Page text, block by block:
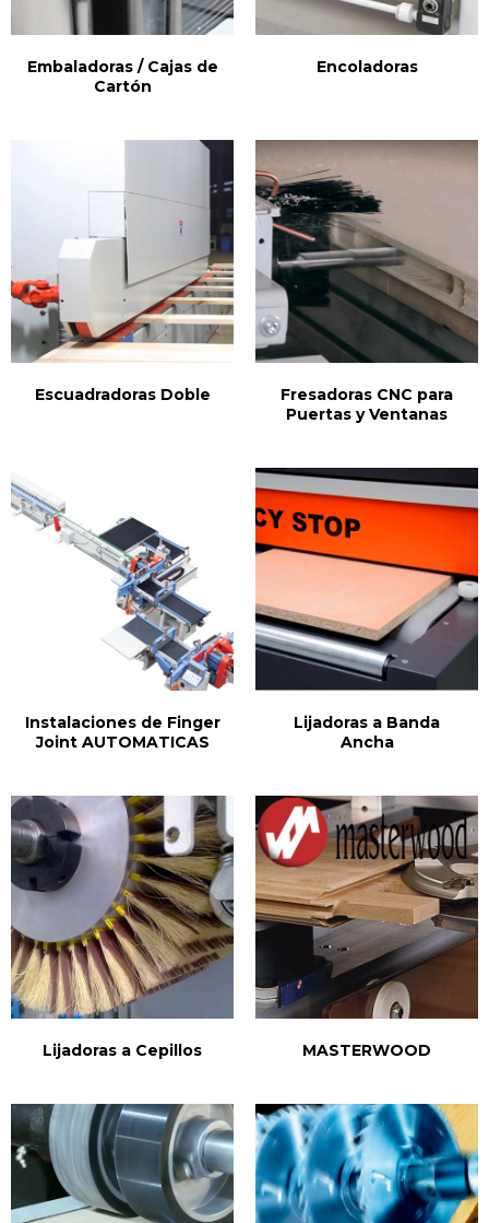
Embaladoras / Cajas de
Cartón
Encoladoras
Escuadradoras Doble
Fresadoras CNC para
Puertas y Ventanas
Instalaciones de Finger
Joint AUTOMATICAS
Lijadoras a Banda
Ancha
Lijadoras a Cepillos MASTERWOOD